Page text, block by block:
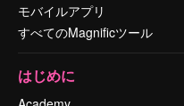
モバイルアプリ
すべてのMagnificツール
はじめに